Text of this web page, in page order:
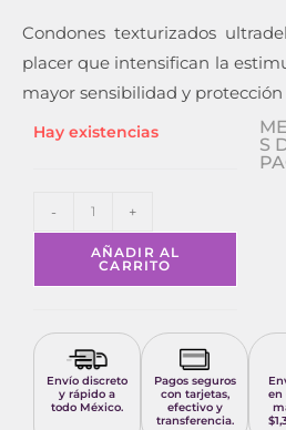
Condones texturizados
placer que intensifican la
mayor sensibilidad y protección
Hay existencias
- +
AÑADIR AL
CARRITO
S
Envío discreto
y rápido a
todo México.
Pagos seguros
con tarjetas,
efectivo y
transferencia.
en